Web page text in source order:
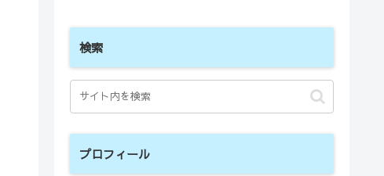
検索
プロフィール